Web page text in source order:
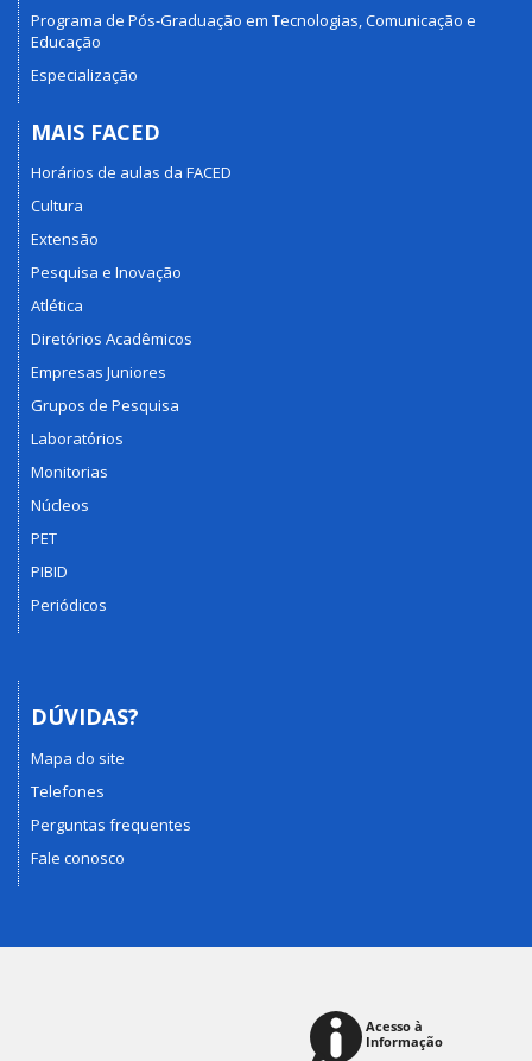
Programa de Pós-Graduação em Tecnologias, Comunicação e
Educação
Especialização
MAIS FACED
Horários de aulas da FACED
Cultura
Extensão
Pesquisa e Inovação
Atlética
Diretórios Acadêmicos
Empresas Juniores
Grupos de Pesquisa
Laboratórios
Monitorias
Núcleos
PET
PIBID
Periódicos
DÚVIDAS?
Mapa do site
Telefones
Perguntas frequentes
Fale conosco